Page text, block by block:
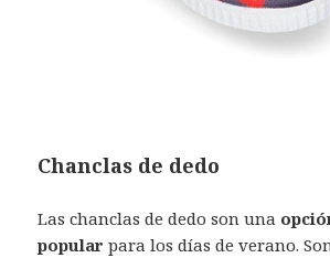
Chanclas de dedo
Las chanclas de dedo son una
popular para los días de verano.